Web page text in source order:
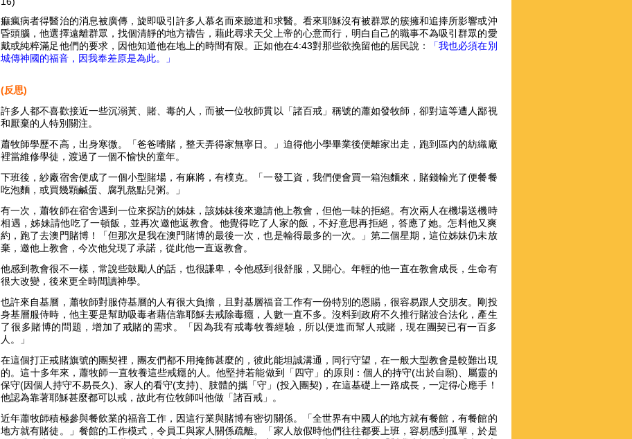
痲瘋病者得醫治的消息被廣傳，旋即吸引許多人慕名而來聽道和求醫。看來耶穌沒有被群眾的簇擁和追捧所影響或沖
昏頭腦，他選擇遠離群眾，找個清靜的地方禱告，藉此尋求天父上帝的心意而行，明白自己的職事不為吸引群眾的愛
戴或純粹滿足他們的要求，因他知道他在地上的時間有限。正如他在4:43對那些欲挽留他的居民說：
「我也必須在別
城傳神國的福音，因我奉差原是為此。」
(反思)
許多人都不喜歡接近一些沉溺黃、賭、毒的人，而被一位牧師貫以「諸百戒」稱號的蕭如發牧師，卻對這等遭人鄙視
和厭棄的人特別關注。
蕭牧師學歷不高，出身寒微。「爸爸嗜賭，整天弄得家無寧日。」迫得他小學畢業後便離家出走，跑到區內的紡織廠
裡當維修學徒，渡過了一個不愉快的童年。
下班後，紗廠宿舍便成了一個小型賭場，有麻將，有樸克。「一發工資，我們便會買一箱泡麵來，賭錢輸光了便餐餐
吃泡麵，或買幾顆鹹蛋、腐乳熬點兒粥。」
有一次，蕭牧師在宿舍遇到一位來探訪的姊妹，該姊妹後來邀請他上教會，但他一味的拒絕。有次兩人在機場送機時
相遇，姊妹請他吃了一頓飯，並再次邀他返教會。他覺得吃了人家的飯，不好意思再拒絕，答應了她。怎料他又爽
約，跑了去澳門賭博！「但那次是我在澳門賭博的最後一次，也是輸得最多的一次。」第二個星期，這位姊妹仍未放
棄，邀他上教會，今次他兌現了承諾，從此他一直返教會。
他感到教會很不一樣，常說些鼓勵人的話，也很謙卑，令他感到很舒服，又開心。年輕的他一直在教會成長，生命有
很大改變，後來更全時間讀神學。
也許來自基層，蕭牧師對服侍基層的人有很大負擔，且對基層福音工作有一份特別的恩賜，很容易跟人交朋友。剛投
身基層服侍時，他主要是幫助吸毒者藉信靠耶穌去戒除毒癮，人數一直不多。沒料到政府不久推行賭波合法化，產生
了很多賭博的問題，增加了戒賭的需求。「因為我有戒毒牧養經驗，所以便進而幫人戒賭，現在團契已有一百多
人。」
在這個打正戒賭旗號的團契裡，團友們都不用掩飾甚麼的，彼此能坦誠溝通，同行守望，在一般大型教會是較難出現
的。這十多年來，蕭牧師一直牧養這些戒癮的人。他堅持若能做到「四守」的原則：個人的持守(出於自願)、屬靈的
保守(因個人持守不易長久)、家人的看守(支持)、肢體的攜「守」(投入團契)，在這基礎上一路成長，一定得心應手！
他認為靠著耶穌甚麼都可以戒，故此有位牧師叫他做「諸百戒」。
近年蕭牧師積極參與餐飲業的福音工作，因這行業與賭博有密切關係。「全世界有中國人的地方就有餐館，有餐館的
地方就有賭徒。」餐館的工作模式，令員工與家人關係疏離。「家人放假時他們往往都要上班，容易感到孤單，於是